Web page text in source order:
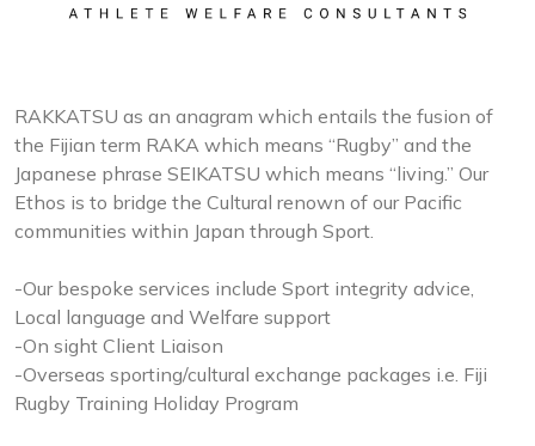
RAKKATSU as an anagram which entails the fusion of
the Fijian term RAKA which means “Rugby” and the
Japanese phrase SEIKATSU which means “living.” Our
Ethos is to bridge the Cultural renown of our Pacific
communities within Japan through Sport.
-Our bespoke services include Sport integrity advice,
Local language and Welfare support
-On sight Client Liaison
-Overseas sporting/cultural exchange packages i.e. Fiji
Rugby Training Holiday Program